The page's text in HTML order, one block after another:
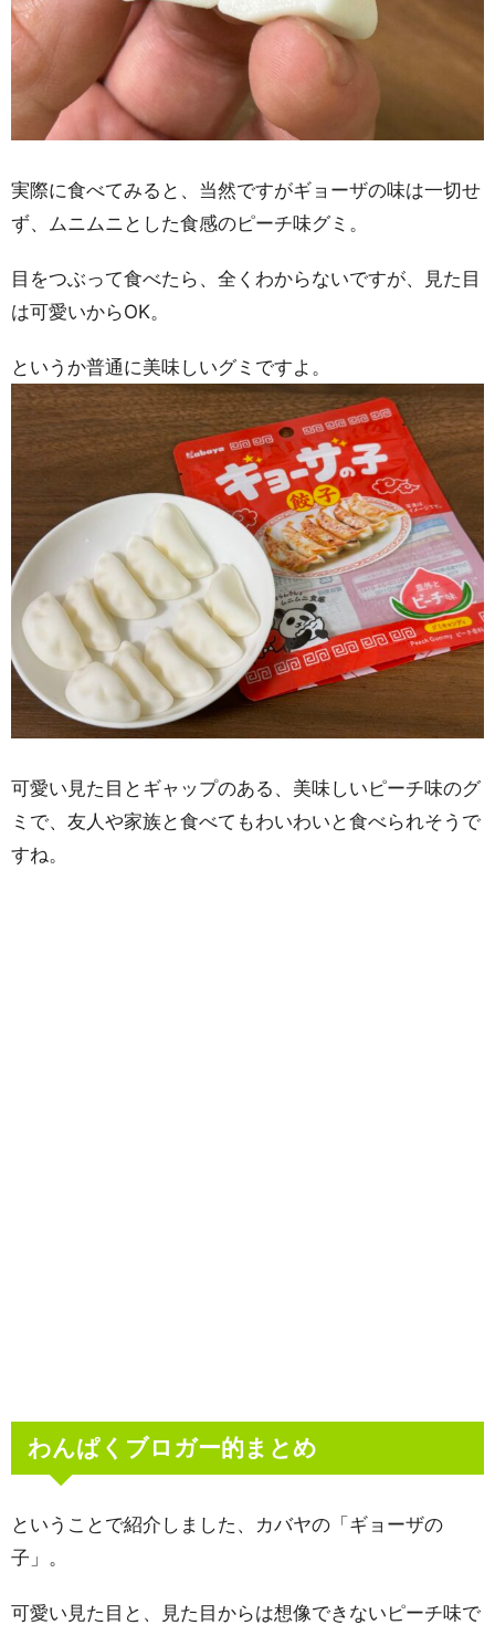
実際に食べてみると、当然ですがギョーザの味は一切せ
ず、ムニムニとした食感のピーチ味グミ。
目をつぶって食べたら、全くわからないですが、見た目
は可愛いからOK。
というか普通に美味しいグミですよ。
可愛い見た目とギャップのある、美味しいピーチ味のグ
ミで、友人や家族と食べてもわいわいと食べられそうで
すね。
わんぱくブロガー的まとめ
ということで紹介しました、カバヤの「ギョーザの
子」。
可愛い見た目と、見た目からは想像できないピーチ味で